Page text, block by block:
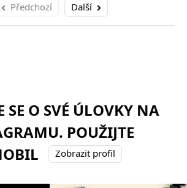
Předchozí Další
SE O SVÉ ÚLOVKY NA
POUŽIJTE
Zobrazit profil